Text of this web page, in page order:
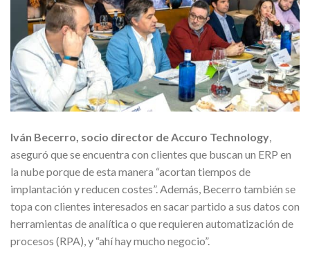
Iván Becerro, socio director de Accuro Technology,
aseguró que se encuentra con clientes que buscan un ERP en
la nube porque de esta manera “acortan tiempos de
implantación y reducen costes”. Además, Becerro también se
topa con clientes interesados en sacar partido a sus datos con
herramientas de analítica o que requieren automatización de
procesos (RPA), y “ahí hay mucho negocio”.